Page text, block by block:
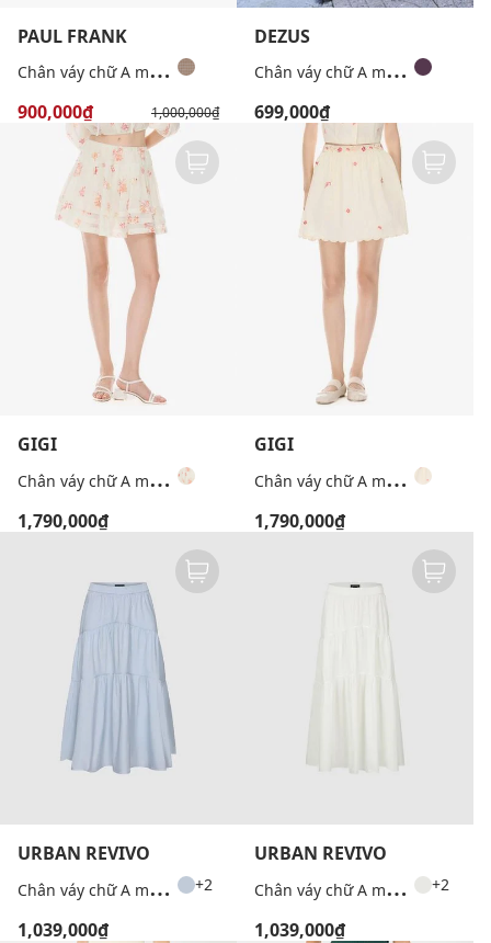
PAUL FRANK
C
hân váy chữ A mini bất đối xứng kẻ caro
900,000₫ 1,000,000₫
DEZUS
C
hân váy chữ A mini túi hộp Carylin
699,000₫
GIGI
C
hân váy chữ A mini xếp tầng in họa tiết
1,790,000₫
GIGI
C
hân váy chữ A mini viền lượn sóng in hoa
1,790,000₫
URBAN REVIVO
C
hân váy chữ A midi xếp tầng lưng thun +2
1,039,000₫
URBAN REVIVO
C
hân váy chữ A midi xếp tầng lưng thun +2
1,039,000₫